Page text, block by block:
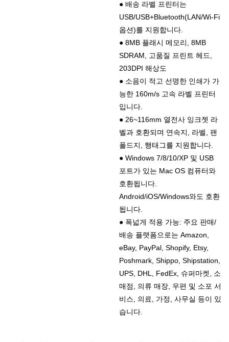
● 배송 라벨 프린터는
USB/USB+Bluetooth(LAN/Wi-Fi
옵션)를 지원합니다.
● 8MB 플래시 메모리, 8MB
SDRAM, 고품질 프린트 헤드,
203DPI 해상도
● 소음이 적고 선명한 인쇄가 가
능한 160m/s 고속 라벨 프린터
입니다.
● 26~116mm 열전사 잉크젯 라
벨과 호환되며 연속지, 라벨, 팬
폴드지, 행태그를 지원합니다.
● Windows 7/8/10/XP 및 USB
포트가 있는 Mac OS 컴퓨터와
호환됩니다.
Android/iOS/Windows와도 호환
됩니다.
● 폭넓게 적용 가능: 주요 판매/
배송 플랫폼으로는 Amazon,
eBay, PayPal, Shopify, Etsy,
Poshmark, Shippo, Shipstation,
UPS, DHL, FedEx, 슈퍼마켓, 소
매점, 의류 매장, 우편 및 소포 서
비스, 의료, 가정, 사무실 등이 있
습니다.